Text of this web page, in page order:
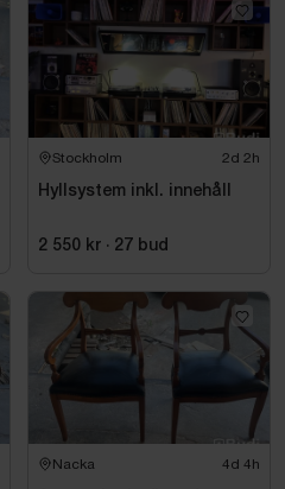
Stockholm 2d 2h
Hyllsystem inkl. innehåll
2 550 kr · 27 bud
Nacka 4d 4h